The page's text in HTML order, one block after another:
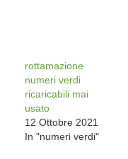
rottamazione
numeri verdi
ricaricabili mai
usato
12 Ottobre 2021
In "numeri verdi"